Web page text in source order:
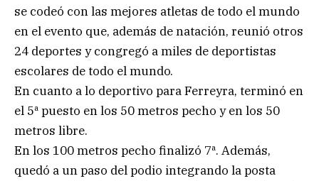
se codeó con las mejores atletas de todo el mundo
en el evento que, además de natación, reunió otros
24 deportes y congregó a miles de deportistas
escolares de todo el mundo.
En cuanto a lo deportivo para Ferreyra, terminó en
el 5ª puesto en los 50 metros pecho y en los 50
metros libre.
En los 100 metros pecho finalizó 7ª. Además,
quedó a un paso del podio integrando la posta